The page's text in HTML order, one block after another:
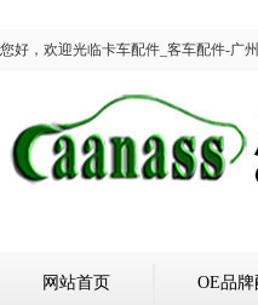
您好，欢迎光临卡车配件_客车配件-广
网站首页 OE品